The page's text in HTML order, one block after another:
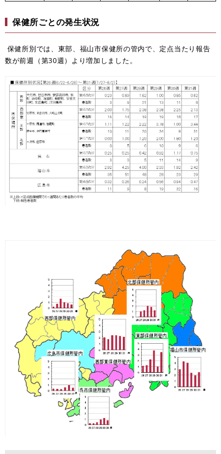
保健所ごとの発生状況
保健所別では
、東部、福山市保健所の管内で、定点当たり報告
数が前週（第30週）より増加しました。